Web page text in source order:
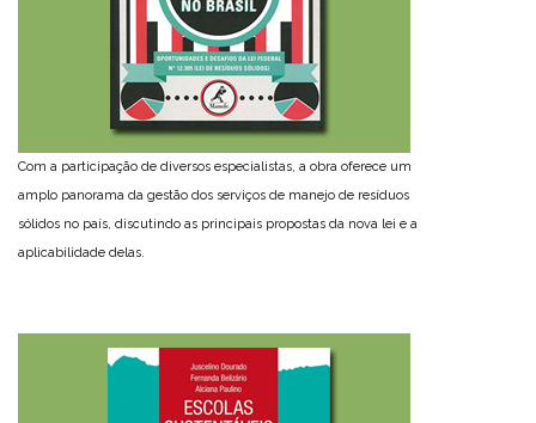
Com a participação de diversos especialistas, a obra oferece um
amplo panorama da gestão dos serviços de manejo de resíduos
sólidos no país, discutindo as principais propostas da nova lei e a
aplicabilidade delas.